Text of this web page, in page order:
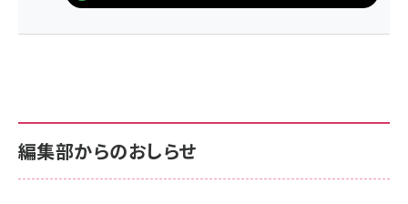
編集部からのおしらせ